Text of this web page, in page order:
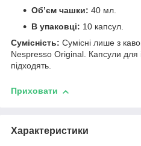
Об’єм чашки: 40 мл.
В упаковці: 10 капсул.
Сумісність: Сумісні лише з
Nespresso Original. Капсули для
підходять.
Приховати
Характеристики